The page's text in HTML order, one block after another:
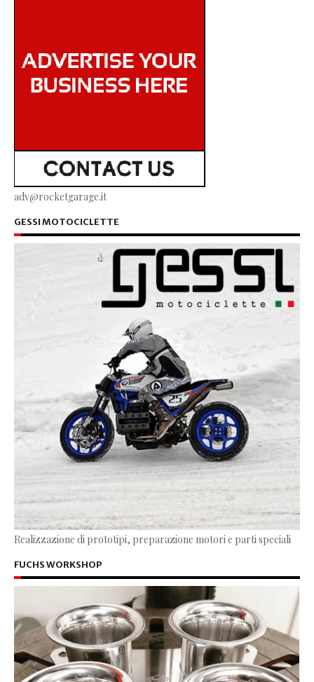
adv@rocketgarage.it
GESSI MOTOCICLETTE
Realizzazione di prototipi, preparazione motori e parti speciali
FUCHS WORKSHOP